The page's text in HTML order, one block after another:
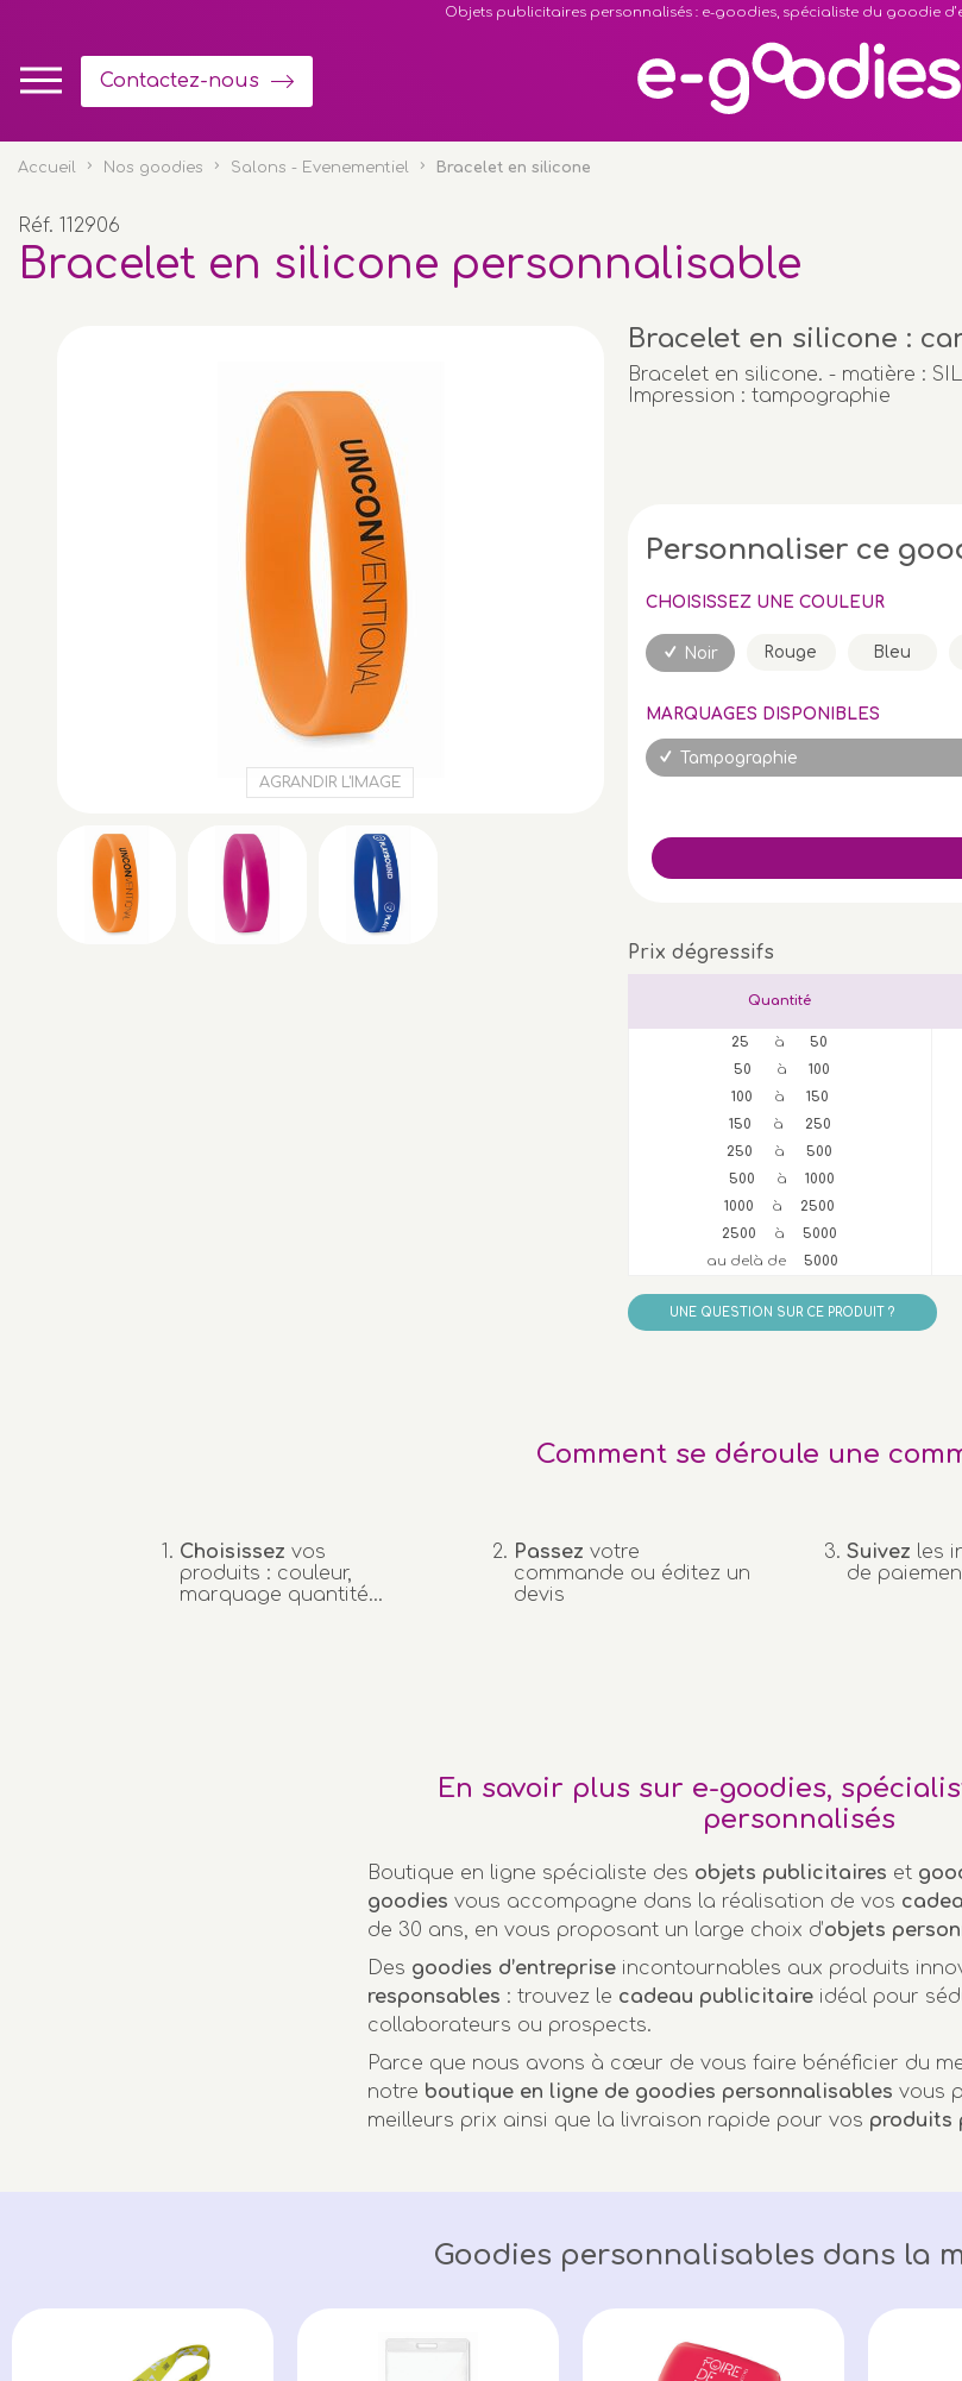
Objets publicitaires personnalisés : e-goodies, spécialiste du goodie
Contactez-nous
Accueil Nos goodies Salons - Evenementiel Bracelet en silicone
Réf. 112906
Bracelet en silicone personnalisable
AGRANDIR L'IMAGE
Bracelet en silicone :
Bracelet en silicone. - matière :
Impression : tampographie
Personnaliser ce
CHOISISSEZ UNE COULEUR
Noir Rouge Bleu
MARQUAGES DISPONIBLES
Tampographie
Prix dégressifs
Quantité
25 à50
50 à 100
100 à 150
150 à 250
250 à500
500 à 1000
1000 à 2500
2500 à5000
au delà de5000
UNE QUESTION SUR CE PRODUIT ?
Comment se déroule une
Choisissez vos
produits : couleur,
marquage quantité…
Passez votre
commande ou éditez un
devis
Suivez les
de
En savoir plus sur e-goodies,
personnalisés
Boutique en ligne spécialiste des objets publicitaires et
goodies vous accompagne dans la réalisation de vos
de 30 ans, en vous proposant un large choix d’objets
Des goodies d’entreprise incontournables aux produits
responsables : trouvez le cadeau publicitaire idéal pour
collaborateurs ou prospects.
Parce que nous avons à cœur de vous faire bénéficier du
notre boutique en ligne de goodies personnalisables vous
meilleurs prix ainsi que la livraison rapide pour vos produits
Goodies personnalisables dans la